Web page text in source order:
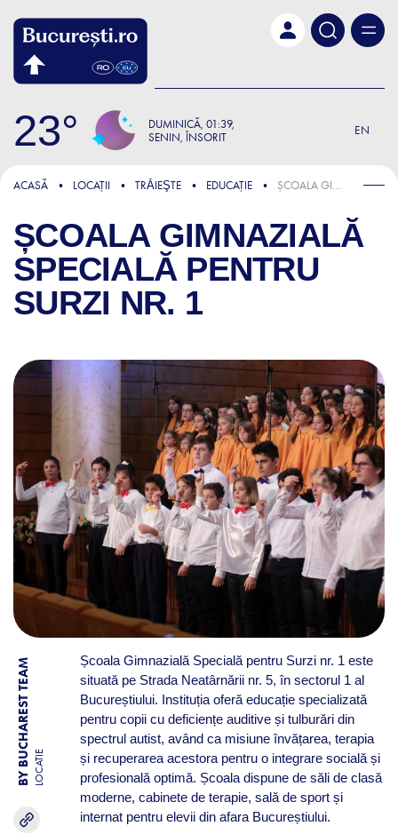
23 DUMINICĂ 01:39
SENIN, ÎNSORIT
EN
ACASĂ LOCAȚII TRǍIEŞTE EDUCAȚIE ȘCOALA GIMNAZIALĂ SPECIALĂ PENTRU SURZI NR. 1
ȘCOALA GIMNAZIALĂ
SPECIALĂ PENTRU
SURZI NR. 1
BY BUCHAREST TEAM LOCATIE
Școala Gimnazială Specială pentru Surzi nr. 1 este
situată pe Strada Neatârnării nr. 5, în sectorul 1 al
Bucureștiului. Instituția oferă educație specializată
pentru copii cu deficiențe auditive și tulburări din
spectrul autist, având ca misiune învățarea, terapia
și recuperarea acestora pentru o integrare socială și
profesională optimă. Școala dispune de săli de clasă
moderne, cabinete de terapie, sală de sport și
internat pentru elevii din afara Bucureștiului.